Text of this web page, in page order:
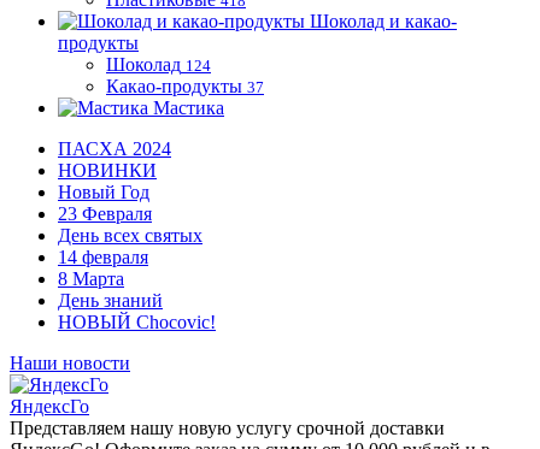
Шоколад и какао-
продукты
Шоколад 124
Какао-продукты 37
Мастика
ПАСХА 2024
НОВИНКИ
Новый Год
23 Февраля
День всех святых
14 февраля
8 Марта
День знаний
НОВЫЙ Chocovic!
Наши новости
ЯндексГо
Представляем нашу новую услугу срочной доставки